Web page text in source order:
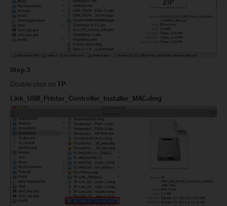
Step 3
Double click on TP-
Link_USB_Printer_Controller_Installer_MAC.dmg